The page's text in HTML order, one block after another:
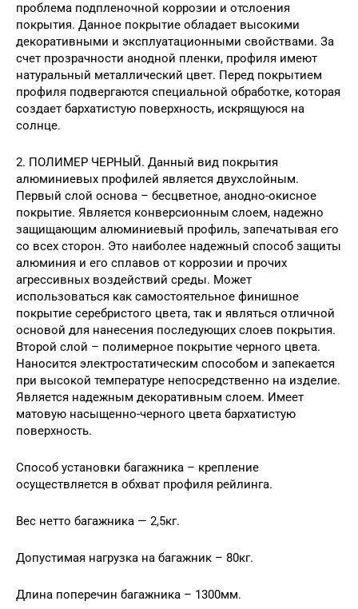
проблема подпленочной коррозии и отслоения
покрытия. Данное покрытие обладает высокими
декоративными и эксплуатационными свойствами. За
счет прозрачности анодной пленки, профиля имеют
натуральный металлический цвет. Перед покрытием
профиля подвергаются специальной обработке, которая
создает бархатистую поверхность, искрящуюся на
солнце.
2. ПОЛИМЕР ЧЕРНЫЙ. Данный вид покрытия
алюминиевых профилей является двухслойным.
Первый слой основа – бесцветное, анодно-окисное
покрытие. Является конверсионным слоем, надежно
защищающим алюминиевый профиль, запечатывая его
со всех сторон. Это наиболее надежный способ защиты
алюминия и его сплавов от коррозии и прочих
агрессивных воздействий среды. Может
использоваться как самостоятельное финишное
покрытие серебристого цвета, так и являться отличной
основой для нанесения последующих слоев покрытия.
Второй слой – полимерное покрытие черного цвета.
Наносится электростатическим способом и запекается
при высокой температуре непосредственно на изделие.
Является надежным декоративным слоем. Имеет
матовую насыщенно-черного цвета бархатистую
поверхность.
Способ установки багажника – крепление
осуществляется в обхват профиля рейлинга.
Вес нетто багажника — 2,5кг.
Допустимая нагрузка на багажник – 80кг.
Длина поперечин багажника – 1300мм.